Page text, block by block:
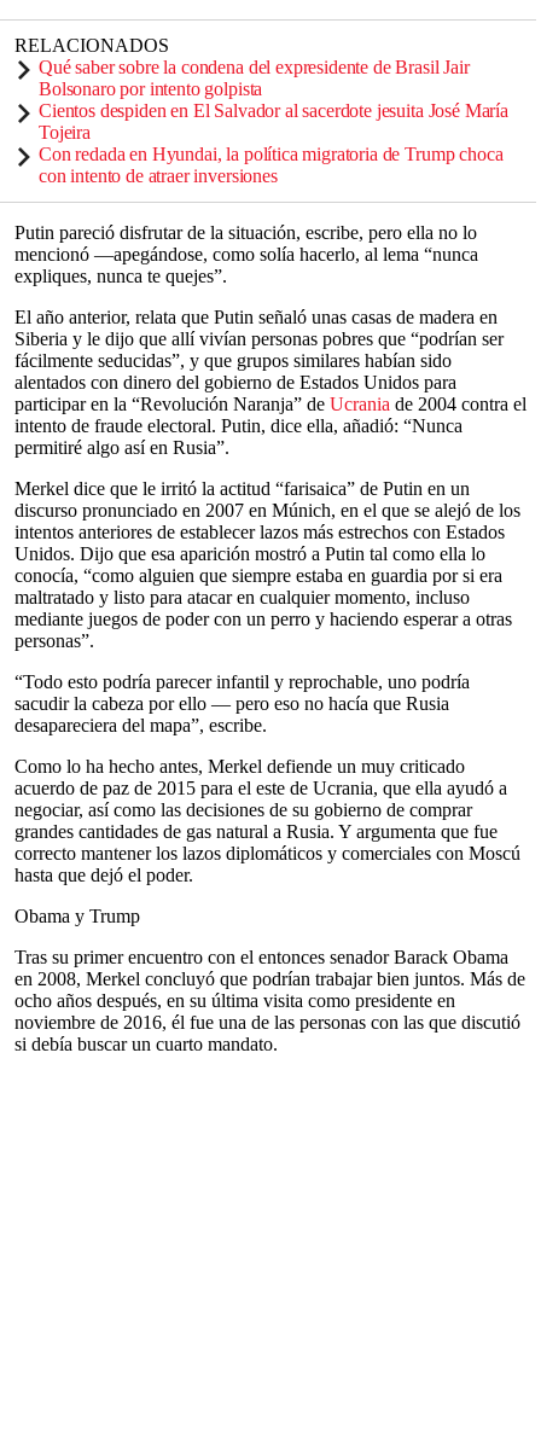
RELACIONADOS
Qué saber sobre la condena del expresidente de Brasil Jair
Bolsonaro por intento golpista
Cientos despiden en El Salvador al sacerdote jesuita José María
Tojeira
Con redada en Hyundai, la política migratoria de Trump choca
con intento de atraer inversiones
Putin pareció disfrutar de la situación, escribe, pero ella no lo
mencionó —apegándose, como solía hacerlo, al lema “nunca
expliques, nunca te quejes”.
El año anterior, relata que Putin señaló unas casas de madera en
Siberia y le dijo que allí vivían personas pobres que “podrían ser
fácilmente seducidas”, y que grupos similares habían sido
alentados con dinero del gobierno de Estados Unidos para
participar en la “Revolución Naranja” de Ucrania de 2004 contra el
intento de fraude electoral. Putin, dice ella, añadió: “Nunca
permitiré algo así en Rusia”.
Merkel dice que le irritó la actitud “farisaica” de Putin en un
discurso pronunciado en 2007 en Múnich, en el que se alejó de los
intentos anteriores de establecer lazos más estrechos con Estados
Unidos. Dijo que esa aparición mostró a Putin tal como ella lo
conocía, “como alguien que siempre estaba en guardia por si era
maltratado y listo para atacar en cualquier momento, incluso
mediante juegos de poder con un perro y haciendo esperar a otras
personas”.
“Todo esto podría parecer infantil y reprochable, uno podría
sacudir la cabeza por ello — pero eso no hacía que Rusia
desapareciera del mapa”, escribe.
Como lo ha hecho antes, Merkel defiende un muy criticado
acuerdo de paz de 2015 para el este de Ucrania, que ella ayudó a
negociar, así como las decisiones de su gobierno de comprar
grandes cantidades de gas natural a Rusia. Y argumenta que fue
correcto mantener los lazos diplomáticos y comerciales con Moscú
hasta que dejó el poder.
Obama y Trump
Tras su primer encuentro con el entonces senador Barack Obama
en 2008, Merkel concluyó que podrían trabajar bien juntos. Más de
ocho años después, en su última visita como presidente en
noviembre de 2016, él fue una de las personas con las que discutió
si debía buscar un cuarto mandato.